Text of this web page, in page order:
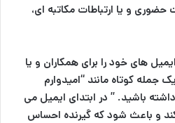
حضوری و یا ارتباطات مکاتبه ای،
های خود را برای همکاران و یا
جمله کوتاه مانند “امیدوارم
باشید. ” در ابتدای ایمیل می
و باعث شود که گیرنده احساس